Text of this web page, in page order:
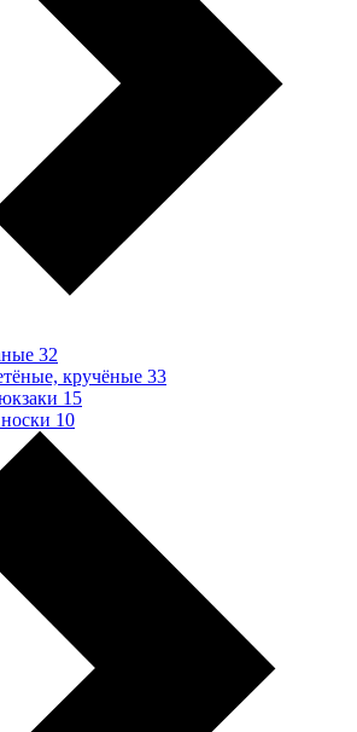
32
кручёные 33
15
10